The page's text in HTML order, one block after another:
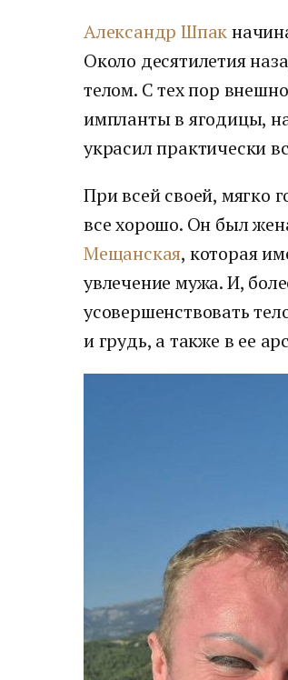
Александр Шпак
Около десятилетия
телом. С тех пор
импланты в ягодицы,
украсил практически
При всей своей, мягко
все хорошо. Он был
Мещанская, которая
увлечение мужа. И,
усовершенствовать
и грудь, а также в ее